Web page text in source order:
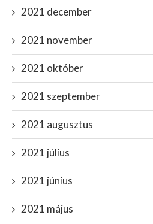
2021 december
2021 november
2021 október
2021 szeptember
2021 augusztus
2021 július
2021 június
2021 május